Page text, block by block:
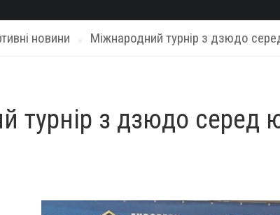
новини Міжнародний турнір з дзюдо
турнір з дзюдо серед